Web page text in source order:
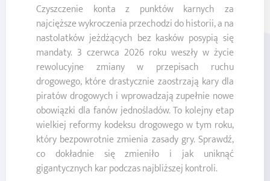
Czyszczenie konta z punktów karnych za
najcięższe wykroczenia przechodzi do historii, a na
nastolatków jeżdżących bez kasków posypią się
mandaty. 3 czerwca 2026 roku weszły w życie
rewolucyjne zmiany w przepisach ruchu
drogowego, które drastycznie zaostrzają kary dla
piratów drogowych i wprowadzają zupełnie nowe
obowiązki dla fanów jednośladów. To kolejny etap
wielkiej reformy kodeksu drogowego w tym roku,
który bezpowrotnie zmienia zasady gry. Sprawdź,
co dokładnie się zmieniło i jak uniknąć
gigantycznych kar podczas najbliższej kontroli.